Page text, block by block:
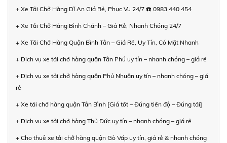
+ Xe Tải Chở Hàng Dĩ An Giá Rẻ, Phục Vụ 24/7 ☎️ 0983 440 454
+ Xe Tải Chở Hàng Bình Chánh – Giá Rẻ, Nhanh Chóng 24/7
+ Xe Tải Chở Hàng Quận Bình Tân – Giá Rẻ, Uy Tín, Có Mặt Nhanh
+ Dịch vụ xe tải chở hàng quận Tân Phú uy tín – nhanh chóng – giá rẻ
+ Dịch vụ xe tải chở hàng quận Phú Nhuận uy tín – nhanh chóng – giá
rẻ
+ Xe tải chở hàng quận Tân Bình [Giá tốt – Đúng tiến độ – Đúng tải]
+ Dịch vụ xe tải chở hàng Thủ Đức uy tín – nhanh chóng – giá rẻ
+ Cho thuê xe tải chở hàng quận Gò Vấp uy tín, giá rẻ & nhanh chóng